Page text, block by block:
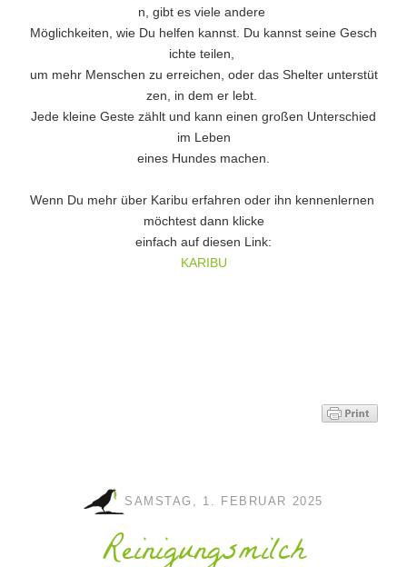
n, gibt es viele andere
Möglichkeiten, wie Du helfen kannst. Du kannst seine Gesch
ichte teilen,
um mehr Menschen zu erreichen, oder das Shelter unterstüt
zen, in dem er lebt.
Jede kleine Geste zählt und kann einen großen Unterschied
im Leben
eines Hundes machen.
Wenn Du mehr über Karibu erfahren oder ihn kennenlernen
möchtest dann klicke
einfach auf diesen Link:
KARIBU
SAMSTAG, 1. FEBRUAR 2025
Reinigungsmilch